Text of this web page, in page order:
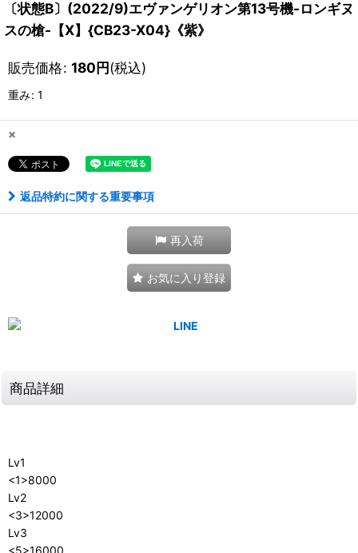
〔状態B〕(2022/9)エヴァンゲリオン第13号機-ロンギヌ
スの槍-【X】{CB23-X04}《紫》
販売価格: 180円(税込)
重み: 1
×
返品特約に関する重要事項
再入荷
お気に入り登録
商品詳細
Lv1
<1>8000
Lv2
<3>12000
Lv3
<5>16000